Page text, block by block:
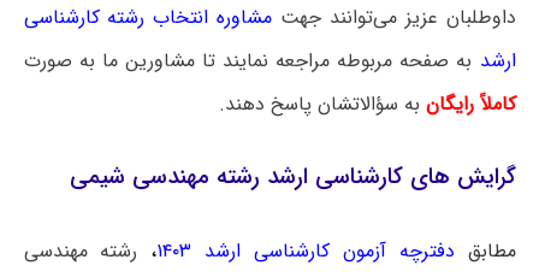
داوطلبان عزیز می‌توانند جهت مشاوره انتخاب رشته کارشناسی
ارشد به صفحه مربوطه مراجعه نمایند تا مشاورین ما به صورت
کاملاً رایگان به سؤالاتشان پاسخ دهند.
گرایش‌ های کارشناسی ارشد رشته مهندسی شیمی
مطابق دفترچه آزمون کارشناسی ارشد ۱۴۰۳ ، رشته مهندسی